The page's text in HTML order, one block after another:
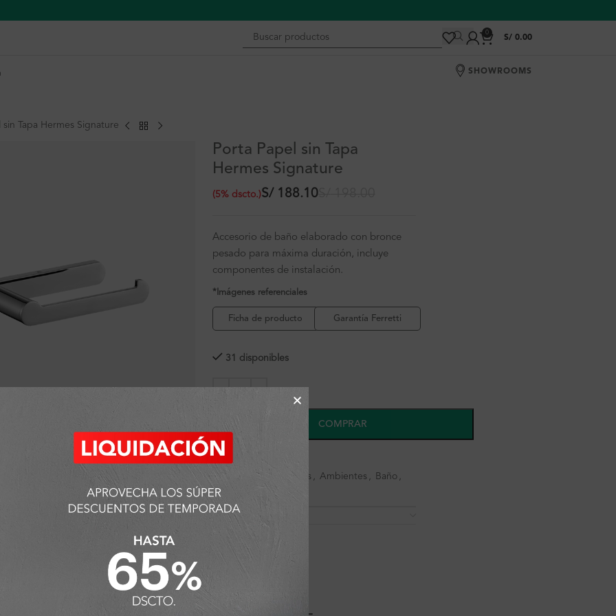
0
S/ 0.00
SHOWROOMS
sin Tapa Hermes Signature
Porta Papel sin Tapa
Hermes Signature
S/188.10
(5% dscto.) S/
Accesorio de baño elaborado con bronce
pesado para máxima duración, incluye
componentes de instalación.
*Imágenes referenciales
Ficha de producto Garantía Ferretti
31 disponibles
COMPRAR
SKU:
Categorías:
Accesorios , Ambientes , Baño ,
Porta Papel
Detalles y Material